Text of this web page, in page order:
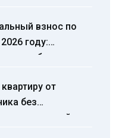
взнос по
году:
требования
от
без
и комиссий в